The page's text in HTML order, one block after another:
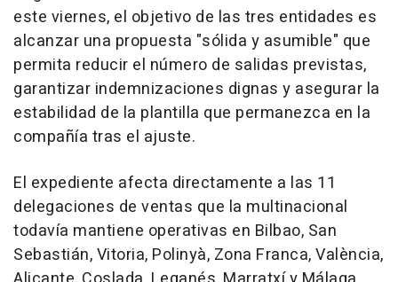
este viernes, el objetivo de las tres entidades es
alcanzar una propuesta "sólida y asumible" que
permita reducir el número de salidas previstas,
garantizar indemnizaciones dignas y asegurar la
estabilidad de la plantilla que permanezca en la
compañía tras el ajuste.
El expediente afecta directamente a las 11
delegaciones de ventas que la multinacional
todavía mantiene operativas en Bilbao, San
Sebastián, Vitoria, Polinyà, Zona Franca, València,